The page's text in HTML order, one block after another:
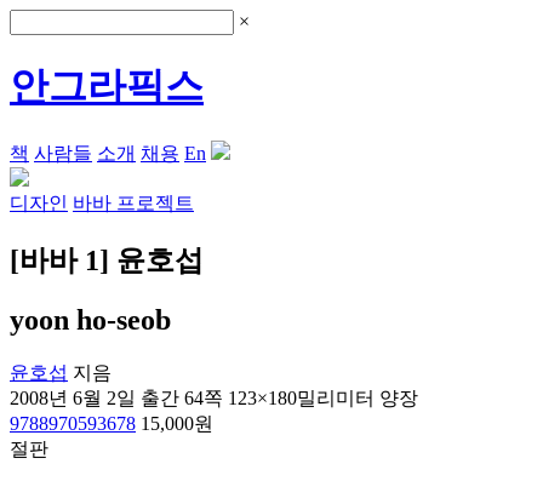
×
안그라픽스
책 사람들 소개 채용 En
디자인 바바 프로젝트
[바바 1] 윤호섭
yoon ho-seob
윤호섭 지음
2008년 6월 2일 출간 64쪽 123×180밀리미터 양장
9788970593678 15,000원
절판